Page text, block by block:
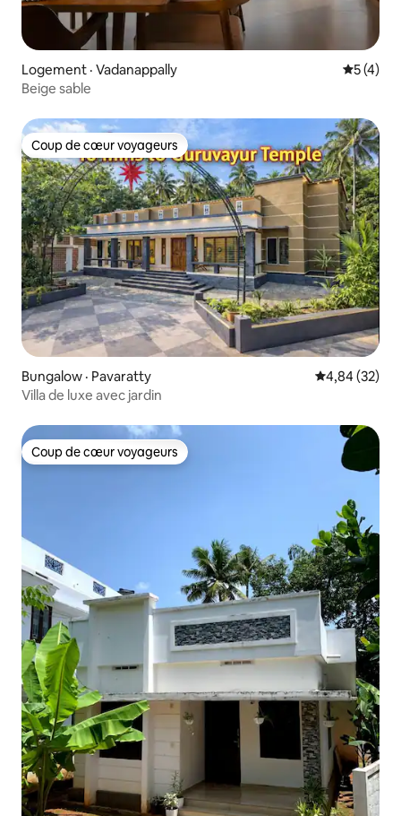
Logement · Vadanappally Note
5 (4)
Beige sable
Coup de cœur voyageurs
Coup de cœur voyageurs
Bungalow · Pavaratty Note
4,84 (32)
Villa de luxe avec jardin
Coup de cœur voyageurs
Coup de cœur voyageurs